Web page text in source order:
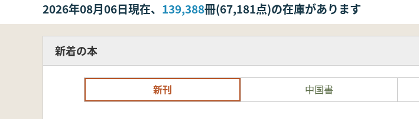
2026年08月06日現在、 139,388冊(67,181点)の在庫があります
新着の本
新刊 中国書